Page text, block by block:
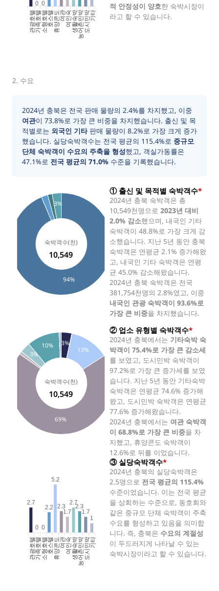
0 0
관광호텔가족호텔소형호텔호스텔휴양콘도여관여인숙생활숙박농어촌민박도시민박기타
적 안정성이 양호한 숙박시장이
라고 할 수 있습니다.
2. 수요
2024년 충북은 전국 판매 물량의 2.4%를 차지했고, 이중
여관이 73.8%로 가장 큰 비중을 차지했습니다. 출신 및 목
적별로는 외국인 기타판매 물량이 8.2%로 가장 크게 증가
했습니다. 실당숙박객수는 전국 평균의 115.4%로 중규모
단체 숙박객이 수요의 주축을 형성했고, 객실가동률은
47.1%로 전국 평균의 71.0% 수준을 기록했습니다.
94%
3%
10,549
① 출신 및 목적별 숙박객수*
2024년 충북 숙박객은 총
10,549천명으로 2023년 대비
2.0% 감소했으며, 내국인 기타
숙박객이 48.8%로 가장 크게 감
소했습니다. 지난 5년 동안 충북
숙박객은 연평균 2.1% 증가해왔
고, 내국인 기타 숙박객은 연평
균 45.0% 감소해왔습니다.
2024년 충북 숙박객은 전국
381,754천명의 2.8%였고, 이중
내국인 관광 숙박객이 93.6%로
가장 큰 비중을 차지했습니다.
3%
13%
69%
3%
10%
10,549
② 업소 유형별 숙박객수*
2024년 충북에서는 기타숙박 숙
박객이 75.4%로 가장 큰 감소세
를 보였고, 도시민박 숙박객이
97.2%로 가장 큰 증가세를 보였
습니다. 지난 5년 동안 기타숙박
숙박객은 연평균 74.6% 증가해
왔고, 도시민박 숙박객은 연평균
77.6% 증가해왔습니다.
2024년 충북에서는 여관 숙박객
이 68.8%로 가장 큰 비중을 차
지했고, 휴양콘도 숙박객이
12.6%로 뒤를 이었습니다.
2.7
0 0
2.2
5.2
2.3
1.7
2.7
2.3
1.7
1
관광호텔가족호텔소형호텔호스텔휴양콘도여관여인숙생활숙박농어촌민박도시민박기타
③ 실당숙박객수*
2024년 충북의 실당숙박객은
2.5명으로 전국 평균의 115.4%
수준이었습니다. 이는 전국 평균
을 상회하는 수준으로, 동호회와
같은 중규모 단체 숙박객이 주축
수요를 형성하고 있음을 의미합
니다. 즉, 충북은 수요의 계절성
이 두드러지게 나타날 수 있는
숙박시장이라고 할 수 있습니다.